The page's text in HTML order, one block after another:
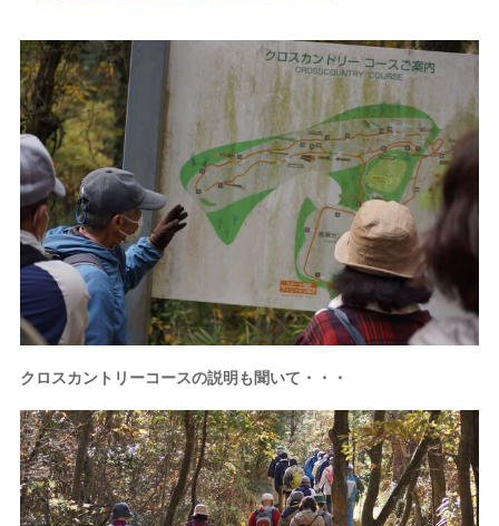
クロスカントリーコースの説明も聞いて・・・